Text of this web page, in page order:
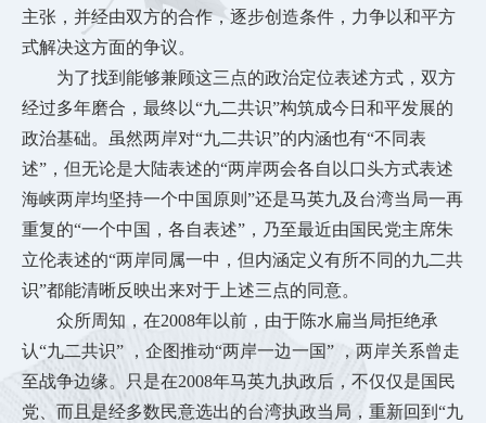
主张，并经由双方的合作，逐步创造条件，力争以和平方
式解决这方面的争议。
为了找到能够兼顾这三点的政治定位表述方式，双方
经过多年磨合，最终以“九二共识”构筑成今日和平发展的
政治基础。虽然两岸对“九二共识”的内涵也有“不同表
述”，但无论是大陆表述的“两岸两会各自以口头方式表述
海峡两岸均坚持一个中国原则”还是马英九及台湾当局一再
重复的“一个中国，各自表述”，乃至最近由国民党主席朱
立伦表述的“两岸同属一中，但内涵定义有所不同的九二共
识”都能清晰反映出来对于上述三点的同意。
众所周知，在2008年以前，由于陈水扁当局拒绝承
认“九二共识” ，企图推动“两岸一边一国” ，两岸关系曾走
至战争边缘。只是在2008年马英九执政后，不仅仅是国民
党、而且是经多数民意选出的台湾执政当局，重新回到“九